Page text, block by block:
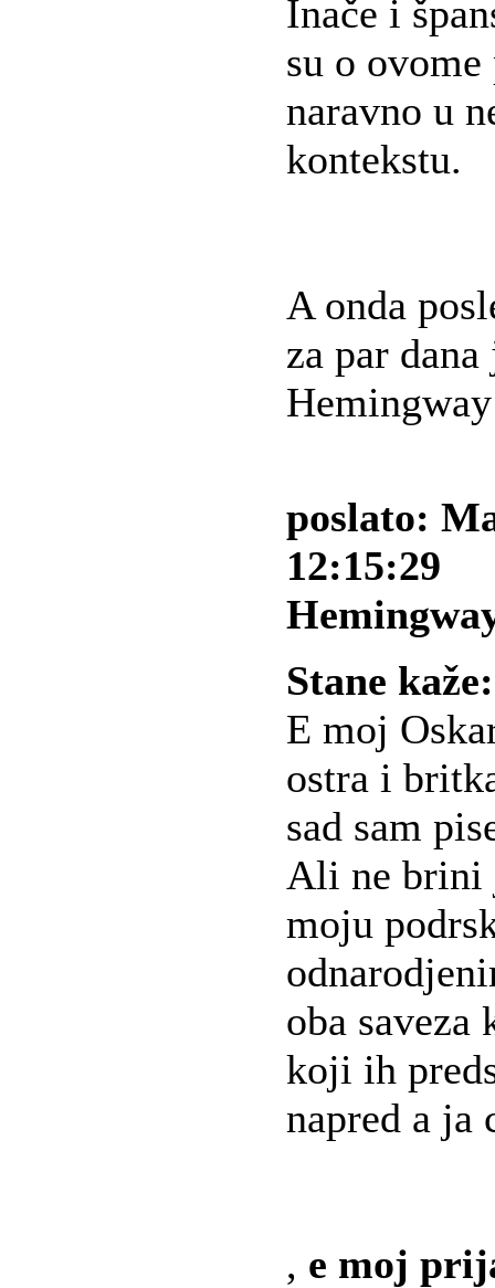
Inače i
su o
naravno u
kontekstu.
A onda
za par
poslato:
12:15:29
Stane kaže:
E moj
ostra i
sad sam
Ali ne brini
moju
oba saveza
koji ih
napred a ja
, e moj